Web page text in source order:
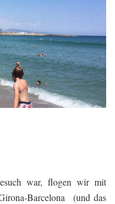
war, flogen wir mit
Barcelona (und das